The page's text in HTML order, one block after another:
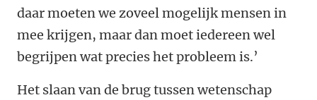
daar moeten we zoveel mogelijk mensen in
mee krijgen, maar dan moet iedereen wel
begrijpen wat precies het probleem is.’
Het slaan van de brug tussen wetenschap